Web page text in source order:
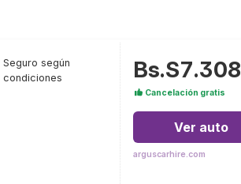
Seguro según
condiciones
Bs.S7.308
Cancelación gratis
Ver auto
arguscarhire.com